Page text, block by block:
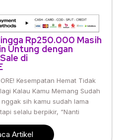
Rp250.000 Masih
Untung dengan
di
Kesempatan Hemat Tidak
Kalau Kamu Memang Sudah
sih kamu sudah lama
selalu berpikir, “Nanti
Artikel